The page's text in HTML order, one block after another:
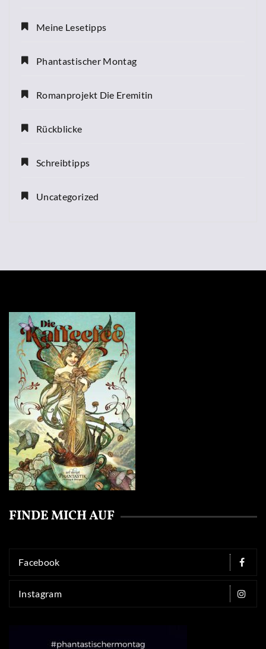
Meine Lesetipps
Phantastischer Montag
Romanprojekt Die Eremitin
Rückblicke
Schreibtipps
Uncategorized
FINDE MICH AUF
Facebook
Instagram